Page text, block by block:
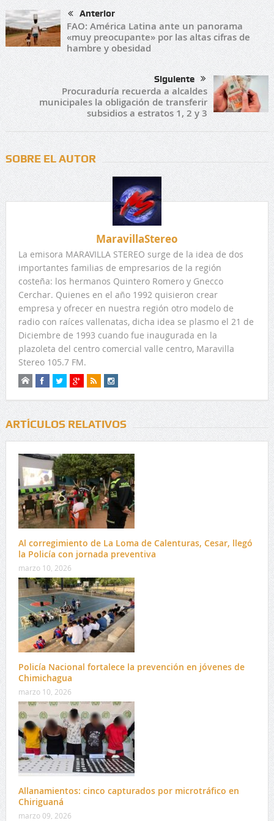
Anterior
FAO: América Latina ante un panorama
«muy preocupante» por las altas cifras de
hambre y obesidad
Siguiente
Procuraduría recuerda a alcaldes
municipales la obligación de transferir
subsidios a estratos 1, 2 y 3
SOBRE EL AUTOR
MaravillaStereo
La emisora MARAVILLA STEREO surge de la idea de dos
importantes familias de empresarios de la región
costeña: los hermanos Quintero Romero y Gnecco
Cerchar. Quienes en el año 1992 quisieron crear
empresa y ofrecer en nuestra región otro modelo de
radio con raíces vallenatas, dicha idea se plasmo el 21 de
Diciembre de 1993 cuando fue inaugurada en la
plazoleta del centro comercial valle centro, Maravilla
Stereo 105.7 FM.
ARTÍCULOS RELATIVOS
Al corregimiento de La Loma de Calenturas, Cesar, llegó
la Policía con jornada preventiva
marzo 10, 2026
Policía Nacional fortalece la prevención en jóvenes de
Chimichagua
marzo 10, 2026
Allanamientos: cinco capturados por microtráfico en
Chiriguaná
marzo 09, 2026